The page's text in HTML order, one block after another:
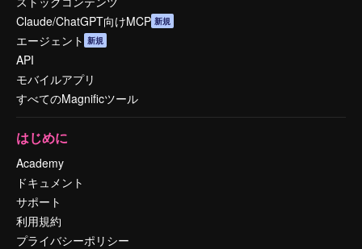
Claude/ChatGPT向けMCP 新規
エージェント 新規
API
モバイルアプリ
すべてのMagnificツール
はじめに
Academy
ドキュメント
サポート
利用規約
プライバシーポリシー